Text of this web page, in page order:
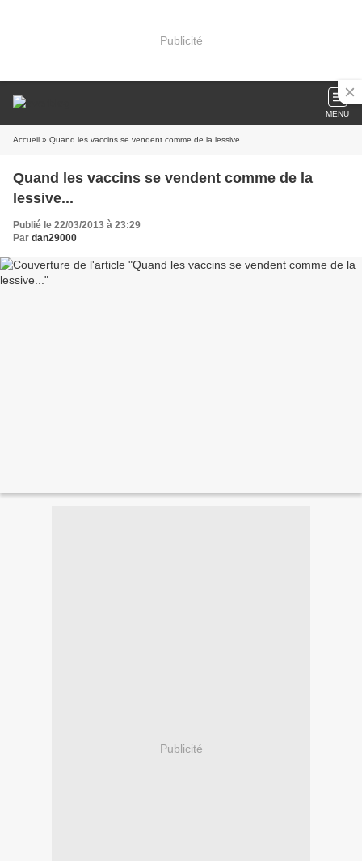
Publicité
MENU
Accueil » Quand les vaccins se vendent comme de la lessive...
Quand les vaccins se vendent comme de la
lessive...
Publié le 22/03/2013 à 23:29
Par dan29000
Publicité